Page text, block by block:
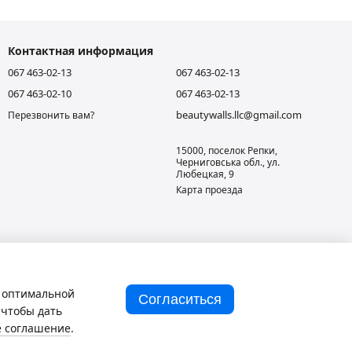
Контактная информация
067 463-02-13
067 463-02-10
Перезвонить вам?
067 463-02-13
067 463-02-13
beautywalls.llc@gmail.com
15000, поселок Репки,
Черниговська обл., ул.
Любецкая, 9
Карта проезда
дать
соглашение.
Согласиться